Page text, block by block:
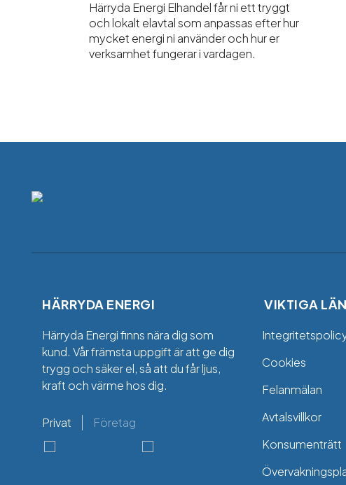
Härryda Energi Elhandel får ni ett tryggt
och lokalt elavtal som anpassas efter hur
mycket energi ni använder och hur er
verksamhet fungerar i vardagen.
HÄRRYDA ENERGI
Härryda Energi finns nära dig som
kund. Vår främsta uppgift är att ge dig
trygg och säker el, så att du får ljus,
kraft och värme hos dig.
Privat Företag
VIKTIGA
Cookies
Felanmälan
Avtalsvillkor
Konsumenträtt